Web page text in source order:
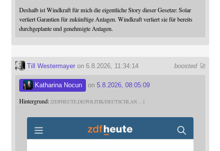
Deshalb ist Windkraft für mich die eigentliche Story dieser Gesetze: Solar
verliert Garantien für zukünftige Anlagen. Windkraft verliert sie für bereits
durchgeplante und genehmigte Anlagen.
boosted 🚀
Till Westermayeron 6.8.2026, 11:34:14
Katharina Nocun on 5.8.2026, 08:05:09
Hintergrund: ZDFHEUTE.DE/POLITIK/DEUTSCHLAN